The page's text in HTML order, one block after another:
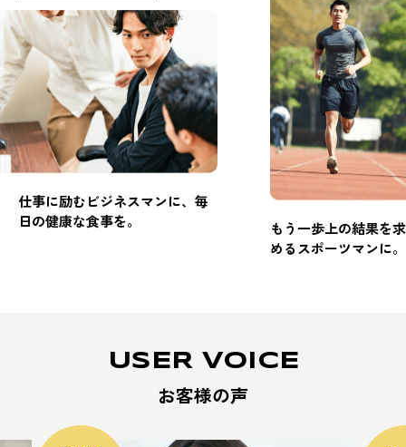
仕事に励むビジネスマンに、毎
日の健康な食事を。
もう一歩上の結果を求
めるスポーツマンに。
USER VOICE
お客様の声